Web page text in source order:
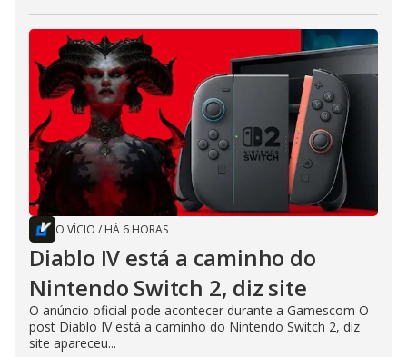
O VÍCIO / HÁ 6 HORAS
Diablo IV está a caminho do
Nintendo Switch 2, diz site
O anúncio oficial pode acontecer durante a Gamescom O
post Diablo IV está a caminho do Nintendo Switch 2, diz
site apareceu...